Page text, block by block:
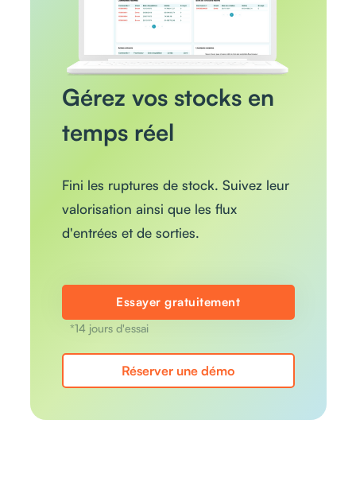
Gérez vos stocks en
temps réel
Fini les ruptures de stock. Suivez leur
valorisation ainsi que les flux
d'entrées et de sorties.
Essayer gratuitement
*14 jours d'essai
Réserver une démo